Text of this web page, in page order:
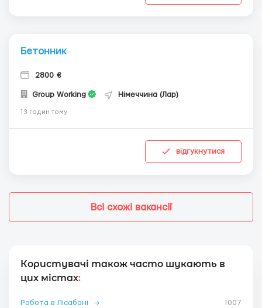
Бетонник
2800 €
Group Working Німеччина (Лар)
13 годин тому
відгукнутися
Всі схожі вакансії
Користувачі також часто шукають в
цих містах:
Робота в Лісабоні → 1007